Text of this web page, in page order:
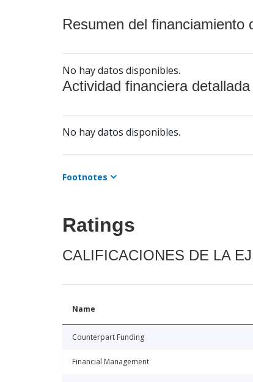
Resumen del financiamiento
No hay datos disponibles.
Actividad financiera
No hay datos disponibles.
Footnotes
Ratings
CALIFICACIONES DE LA
Name
Counterpart Funding
Financial Management